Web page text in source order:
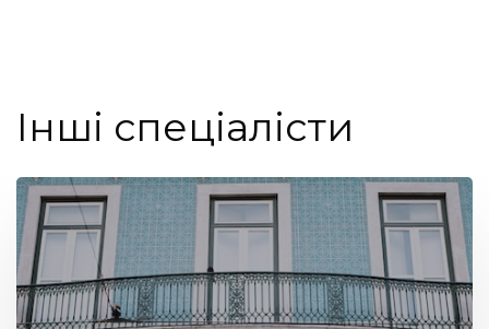
Інші спеціалісти